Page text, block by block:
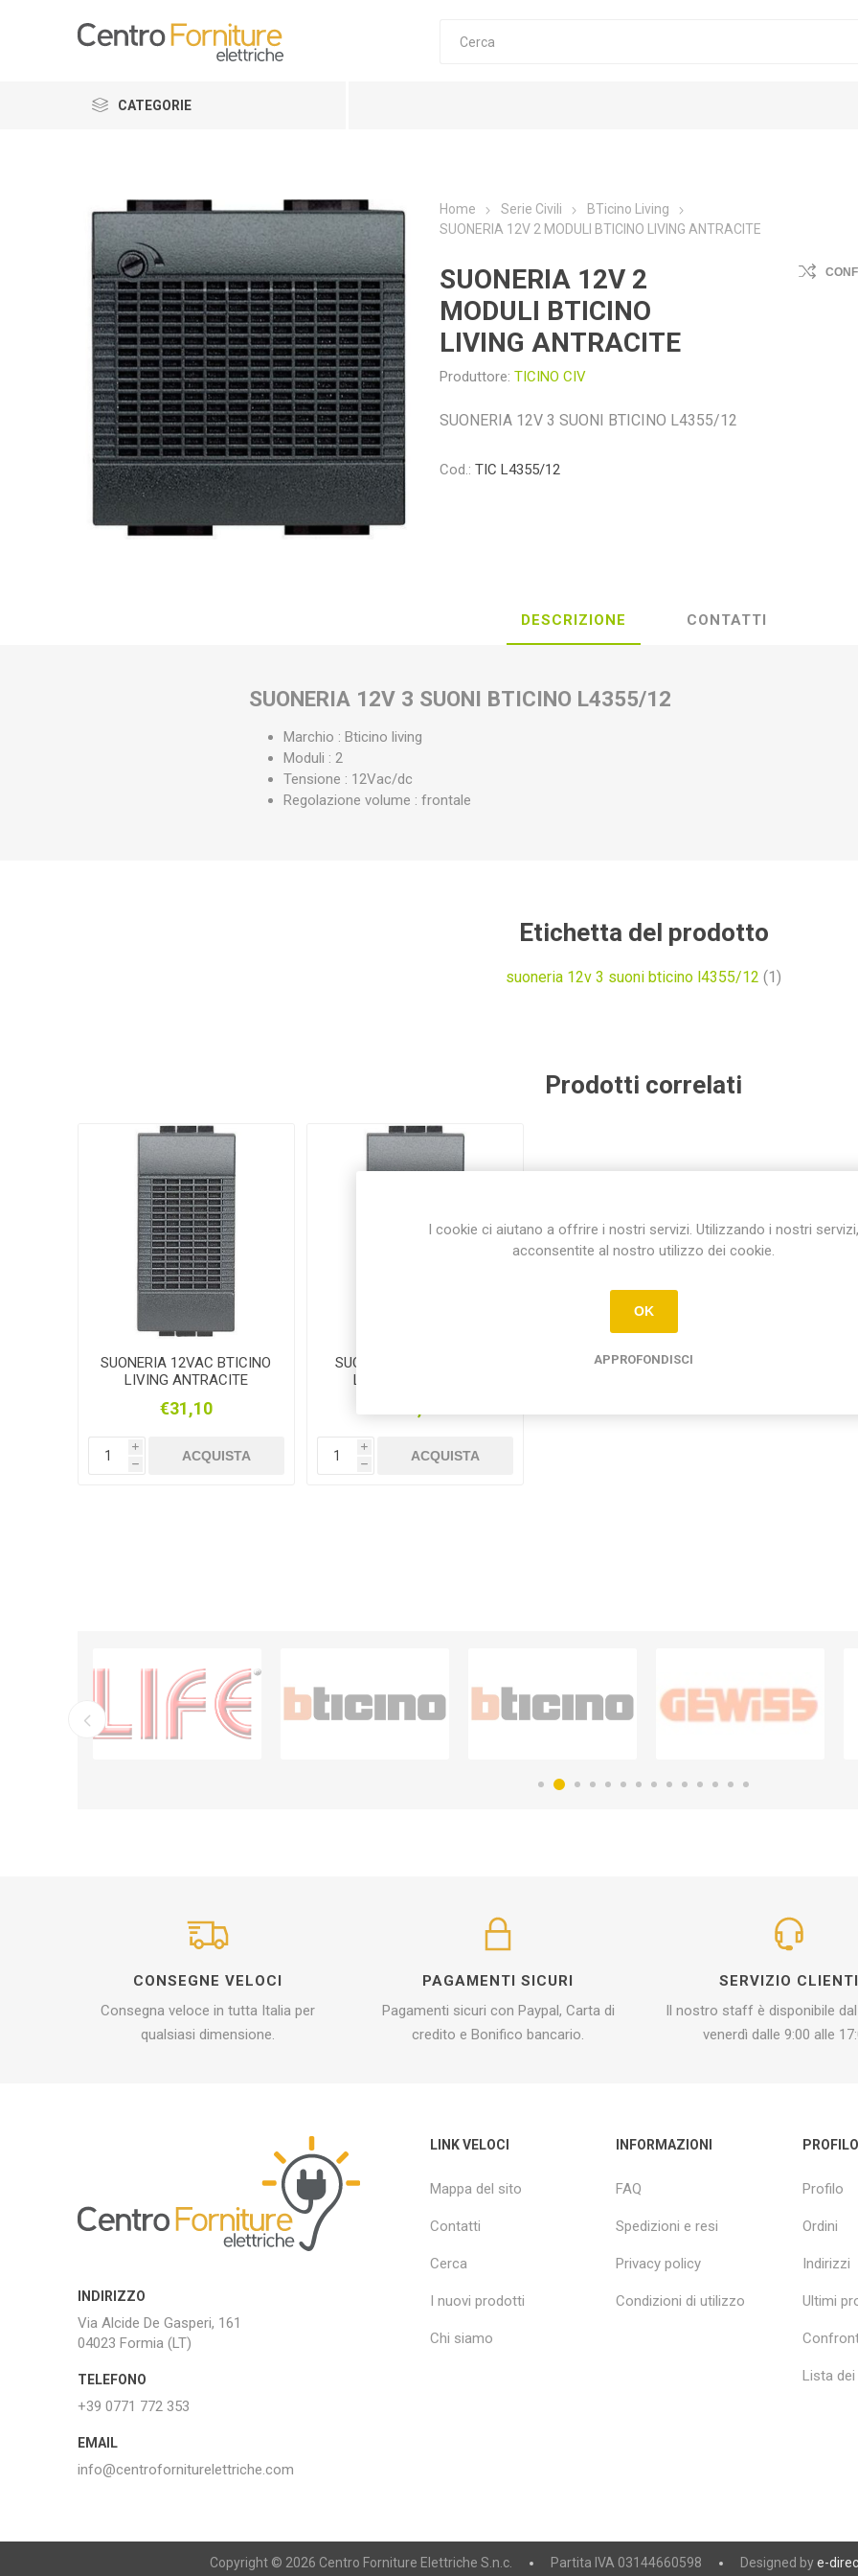
CATEGORIE
Home Serie Civili
BTicino Living
SUONERIA 12V 2 MODULI BTICINO LIVING ANTRACITE
SUONERIA 12V 2
MODULI BTICINO
LIVING ANTRACITE
Produttore: TICINO CIV
SUONERIA 12V 3 SUONI BTICINO L4355/12
Cod.: TIC L4355/12
DESCRIZIONE CONTATTI
SUONERIA 12V 3 SUONI BTICINO L4355/12
Marchio : Bticino living
Moduli : 2
Tensione : 12Vac/dc
Regolazione volume : frontale
Etichetta del prodotto
suoneria 12v 3 suoni bticino l4355/12 (1)
Prodotti correlati
SUONERIA 12VAC BTICINO
LIVING ANTRACITE
€31,10
i
h
ACQUISTA
SUONERIA 230V BTICINO
LIVING ANTRACITE
i
h
ACQUISTA
CONSEGNE VELOCI
Consegna veloce in tutta Italia per
qualsiasi dimensione.
PAGAMENTI SICURI
Pagamenti sicuri con Paypal, Carta di
credito e Bonifico bancario.
SERVIZIO CLIENTI
Il nostro staff è disponibile
venerdì dalle 9:00 alle
INDIRIZZO
Via Alcide De Gasperi, 161
04023 Formia (LT)
TELEFONO
+39 0771 772 353
EMAIL
info@centroforniturelettriche.com
LINK VELOCI
Mappa del sito
Contatti
Cerca
I nuovi prodotti
Chi siamo
INFORMAZIONI
FAQ
Spedizioni e resi
Privacy policy
Condizioni di utilizzo
PROFILO
Profilo
Ordini
Indirizzi
Ultimi
Lista
Copyright © 2026 Centro Forniture Elettriche S.n.c. Partita IVA 03144660598 Designed bye-
I cookie ci aiutano a offrire i nostri servizi. Utilizzando i nostri servizi,
acconsentite al nostro utilizzo dei cookie.
OK
APPROFONDISCI